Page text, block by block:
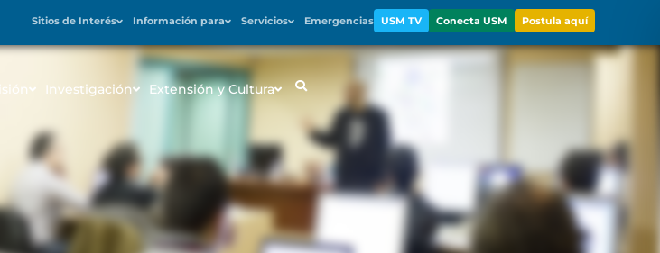
Sitios de Interés Información para Servicios Emergencias USM TV Conecta USM Postula aquí
Investigación Extensión y Cultura